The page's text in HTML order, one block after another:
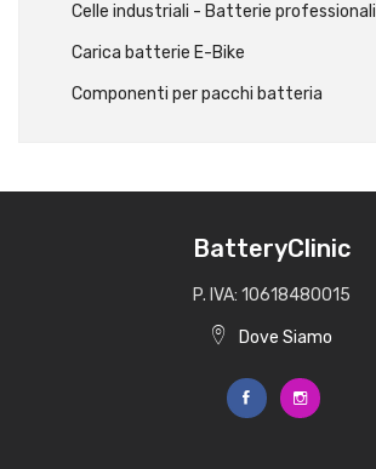
Celle industriali - Batterie professionali
Carica batterie E-Bike
Componenti per pacchi batteria
BatteryClinic
P. IVA: 10618480015
Dove Siamo